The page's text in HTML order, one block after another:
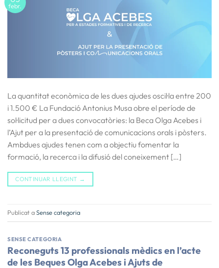
febr.
La quantitat econòmica de les dues ajudes oscil·la entre 200
i 1.500 € La Fundació Antonius Musa obre el període de
sol·licitud per a dues convocatòries: la Beca Olga Acebes i
l’Ajut per a la presentació de comunicacions orals i pòsters.
Ambdues ajudes tenen com a objectiu fomentar la
formació, la recerca i la difusió del coneixement […]
CONTINUAR LLEGINT →
Publicat aSense categoria
SENSE CATEGORIA
Reconeguts 13 professionals mèdics en l’acte
de les Beques Olga Acebes i Ajuts de